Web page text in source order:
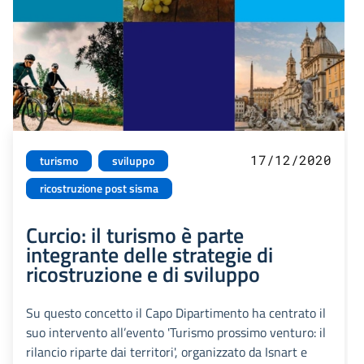
turismo
sviluppo
ricostruzione post sisma
17/12/2020
Curcio: il turismo è parte
integrante delle strategie di
ricostruzione e di sviluppo
Su questo concetto il Capo Dipartimento ha centrato il
suo intervento all’evento 'Turismo prossimo venturo: il
rilancio riparte dai territori', organizzato da Isnart e